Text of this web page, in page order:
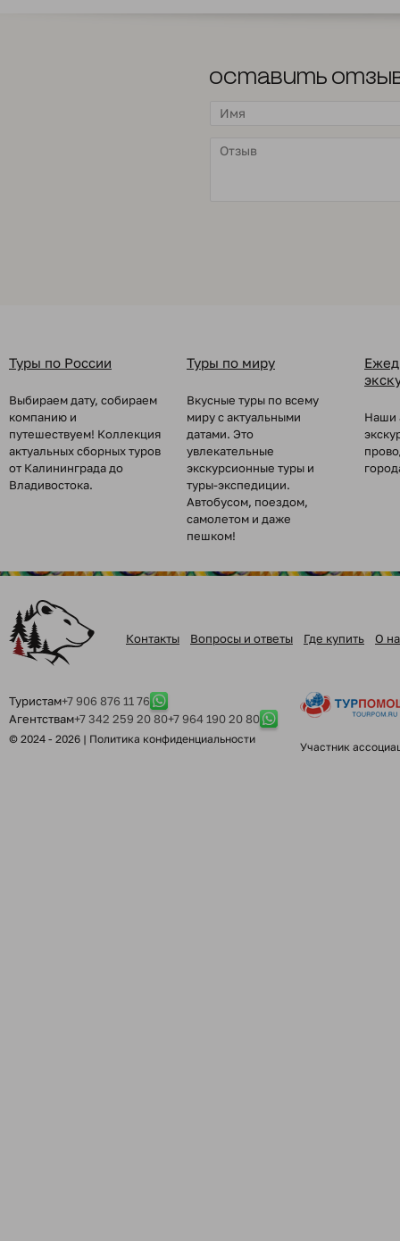
Оставить
Туры по России
Выбираем дату, собираем
компанию и
путешествуем! Коллекция
актуальных сборных туров
от Калининграда до
Владивостока.
Туры по миру
Вкусные туры по всему
миру с актуальными
датами. Это
увлекательные
экскурсионные туры и
туры-экспедиции.
Автобусом, поездом,
самолетом и даже
пешком!
Наши
Контакты Вопросы и ответы Где купить О
Туристам+7 906 876 11 76
Агентствам+7 342 259 20 80+7 964 190 20 80
© 2024 - 2026 | Политика конфиденциальности
Участник